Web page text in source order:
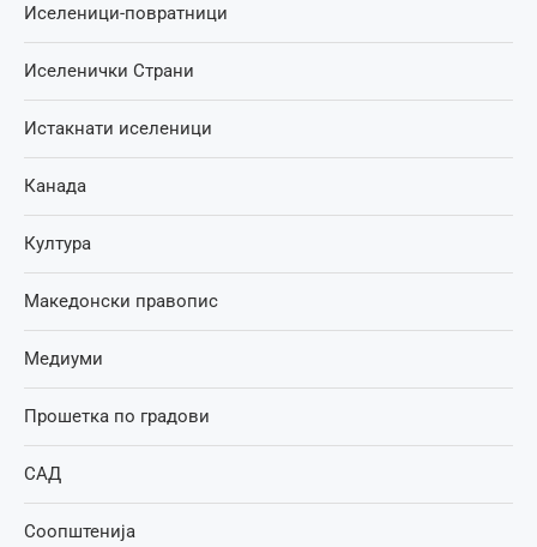
Иселеници-повратници
Иселенички Страни
Истакнати иселеници
Канада
Култура
Македонски правопис
Медиуми
Прошетка по градови
САД
Соопштенија